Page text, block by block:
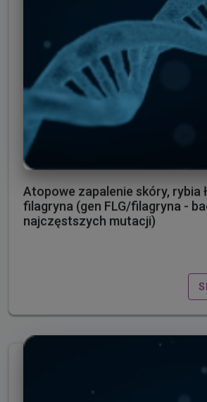
Atopowe zapalenie skóry, rybia
filagryna (gen FLG/filagryna -
najczęstszych mutacji)